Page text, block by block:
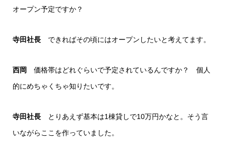
オープン予定ですか？
寺田社長 できればその頃にはオープンしたいと考えてます。
西岡
価格帯はどれぐらいで予定されているんですか？ 個人
的にめちゃくちゃ知りたいです。
寺田社長 とりあえず基本は1棟貸しで10万円かなと。そう言
いながらここを作っていました。